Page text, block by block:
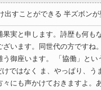
すことができる 半ズボン
実と申します。詩歴も何も
います。同世代の方ですね
御座います。 「協働」とい
ではなく ま、やっぱり、う
にも声かけておきますよ。